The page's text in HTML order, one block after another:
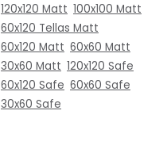
120x120 Matt 100x100 Matt
60x120 Tellas Matt
60x120 Matt 60x60 Matt
30x60 Matt 120x120 Safe
60x120 Safe 60x60 Safe
30x60 Safe